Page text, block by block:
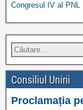
Congresul IV al PNL
Consiliul Unirii
Proclamația